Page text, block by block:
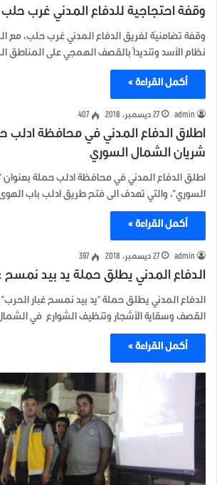
وقفة احتجاجية للدفاع المدني غرب حلب
وقفة تضامنيّة لفريق الدفاع المدني غرب حلب،
نظام الأسد وتنديداً بالقصف الهمجي على المناطق
أكمل القراءة »
admin 27 ديسمبر، 2018 407
اطلاق الدفاع المدني في محافظة ادلب
شريان الشمال السوري
اطلق الدفاع المدني في محافظة ادلب حملة
السوري”، والتي تهدف الى فتح طريق ادلب باب
أكمل القراءة »
admin 27 ديسمبر، 2018 397
الدفاع المدني يطلق حملة يد بيد نمسح
الدفاع المدني يطلق حملة “يد بيد نمسح غبار
القصف وسقاية الأشجار وتنظيف الشوارع في
أكمل القراءة »